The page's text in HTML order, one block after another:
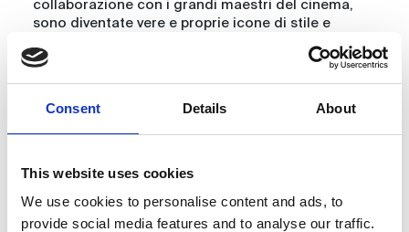
Consent Details About
This website uses cookies
We use cookies to personalise content and ads, to
provide social media features and to analyse our traffic.
collaborazione con i grandi maestri del cinema,
sono diventate vere e proprie icone di stile e
A cura di
gratuito nelle giornate della Festa del Cinema.